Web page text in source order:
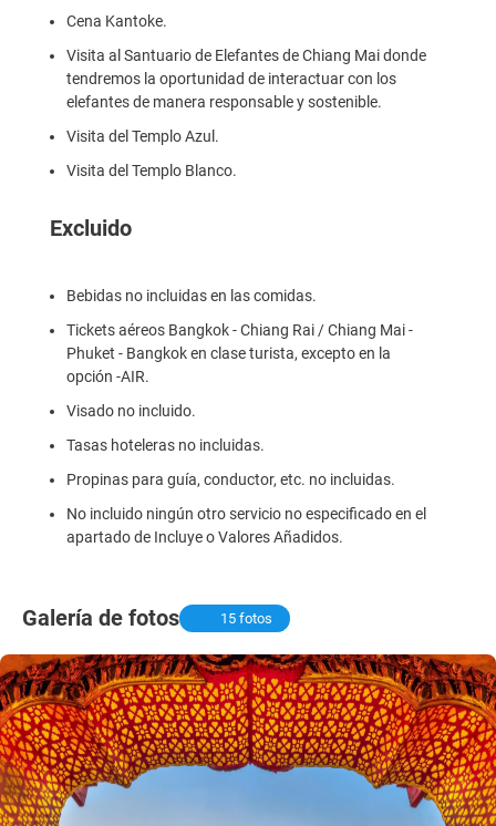
Cena Kantoke.
Visita al Santuario de Elefantes de Chiang Mai donde
tendremos la oportunidad de interactuar con los
elefantes de manera responsable y sostenible.
Visita del Templo Azul.
Visita del Templo Blanco.
Excluido
Bebidas no incluidas en las comidas.
Tickets aéreos Bangkok - Chiang Rai / Chiang Mai -
Phuket - Bangkok en clase turista, excepto en la
opción -AIR.
Visado no incluido.
Tasas hoteleras no incluidas.
Propinas para guía, conductor, etc. no incluidas.
No incluido ningún otro servicio no especificado en el
apartado de Incluye o Valores Añadidos.
Galería de fotos 15 fotos